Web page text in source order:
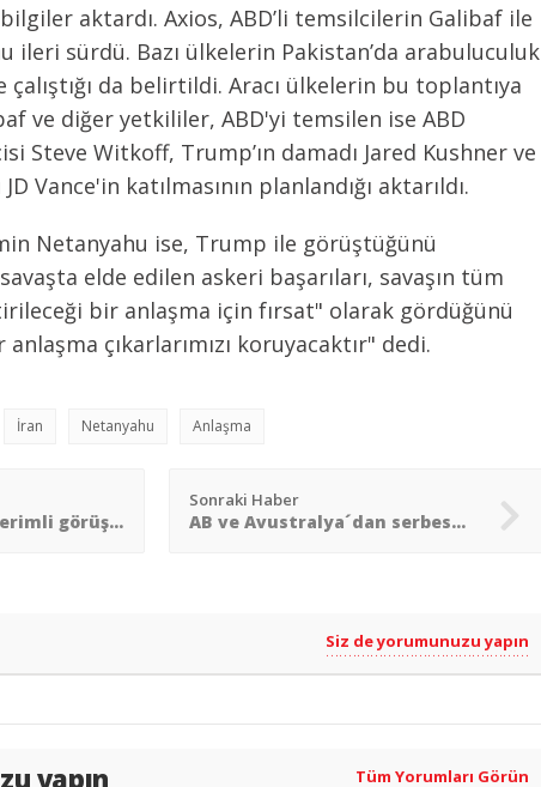
aktardı. Axios, ABD’li temsilcilerin Galibaf ile
ileri sürdü. Bazı ülkelerin Pakistan’da arabuluculuk
çalıştığı da belirtildi. Aracı ülkelerin bu toplantıya
ve diğer yetkililer, ABD'yi temsilen ise ABD
Steve Witkoff, Trump’ın damadı Jared Kushner ve
Vance'in katılmasının planlandığı aktarıldı.
Netanyahu ise, Trump ile görüştüğünü
elde edilen askeri başarıları, savaşın tüm
bir anlaşma için fırsat" olarak gördüğünü
çıkarlarımızı koruyacaktır" dedi.
İran Netanyahu Anlaşma
Trump: “İran´la verimli görüşmeler var. Saldırılar 5 gün ertelendi”
Sonraki Haber
AB ve Avustralya´dan serbest ticaret ve savunma ortaklığı
Siz de yorumunuzu yapın
yapın Tüm Yorumları Görün